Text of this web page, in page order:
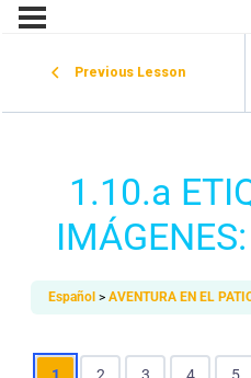
Previous Lesson
1.10.a
Español AVENTURA EN EL